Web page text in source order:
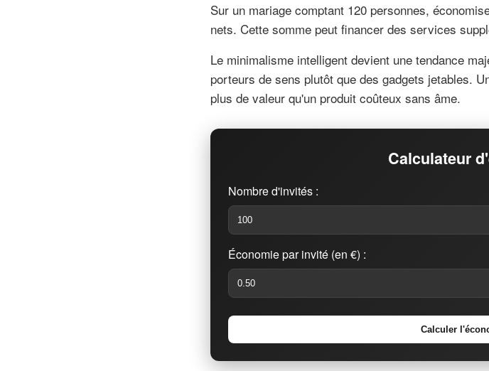
Sur un mariage comptant 120 personnes,
nets. Cette somme peut financer des services
Le minimalisme intelligent devient une tendance
porteurs de sens plutôt que des gadgets jetables.
plus de valeur qu'un produit coûteux sans âme.
Calculateur
Nombre d'invités :
Économie par invité (en €) :
Calculer